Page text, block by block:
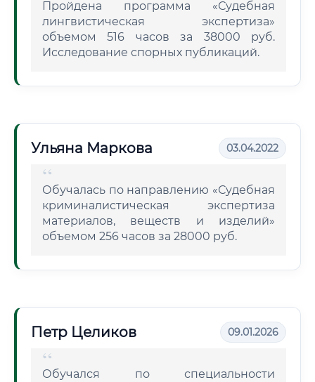
Пройдена программа «Судебная
лингвистическая экспертиза»
объемом 516 часов за 38000 руб.
Исследование спорных публикаций.
Ульяна Маркова 03.04.2022
Обучалась по направлению «Судебная
криминалистическая экспертиза
материалов, веществ и изделий»
объемом 256 часов за 28000 руб.
Петр Целиков 09.01.2026
Обучался по специальности